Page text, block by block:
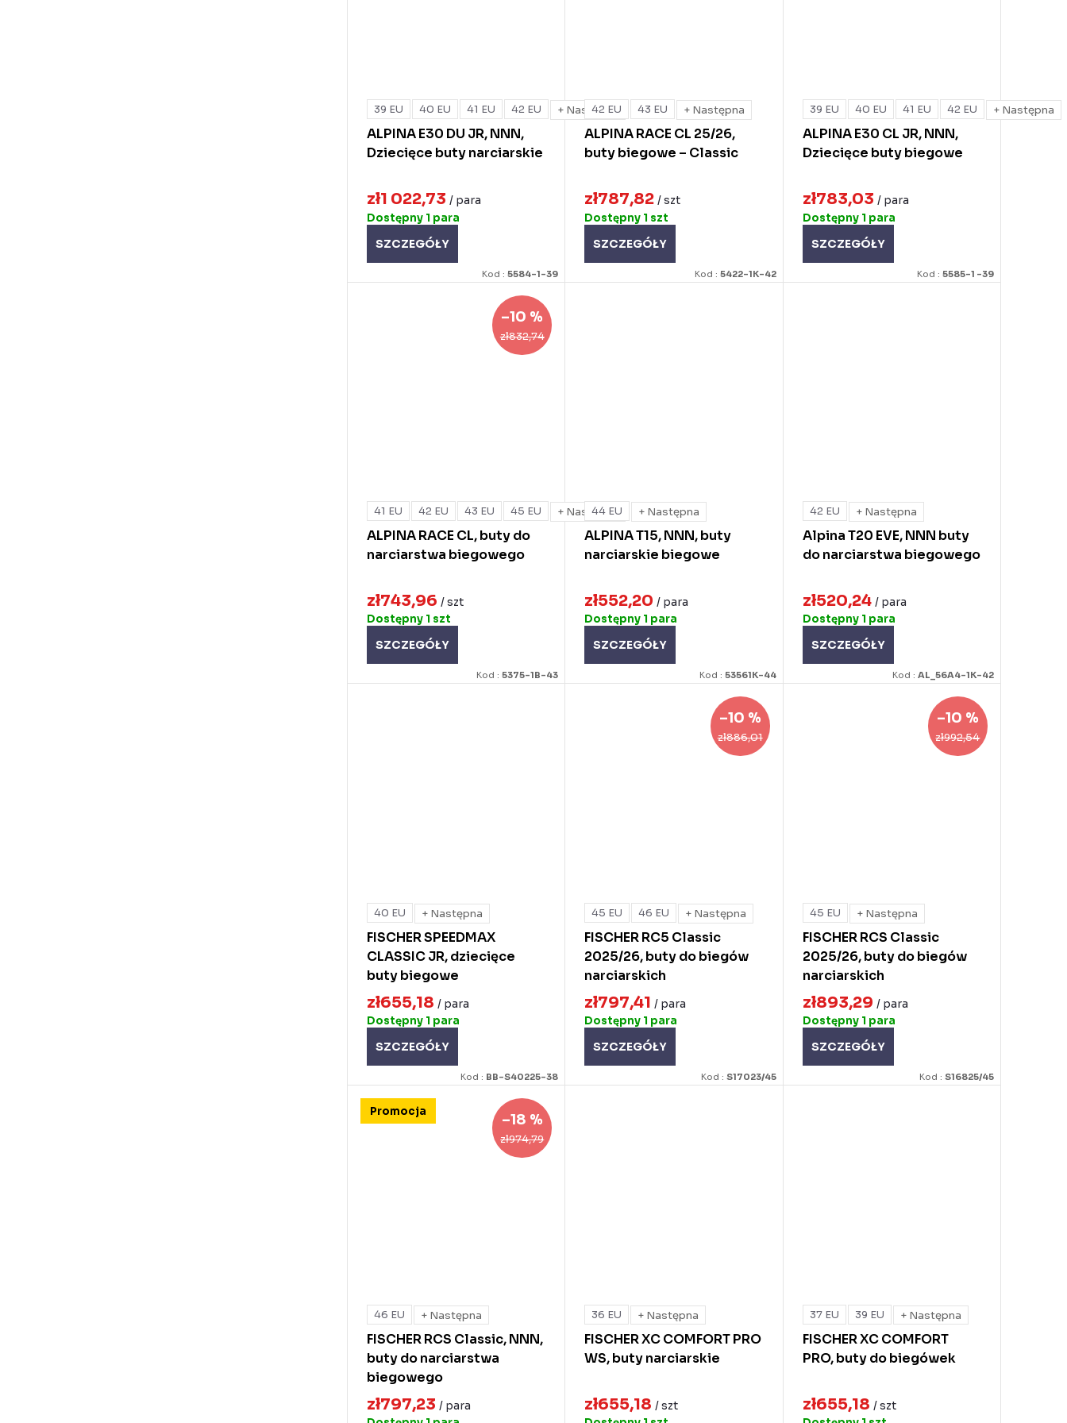
39 EU 40 EU 41 EU 42 EU + Następna
ALPINA E30 DU JR, NNN,
Dziecięce buty narciarskie
zł1 022,73 / para
Dostępny 1 para
SZCZEGÓŁY
Kod :5584-1-39
42 EU 43 EU + Następna
ALPINA RACE CL 25/26,
buty biegowe – Classic
zł787,82/ szt
Dostępny 1 szt
SZCZEGÓŁY
Kod : 5422-1K-42
39 EU 40 EU 41 EU 42 EU + Następna
ALPINA E30 CL JR, NNN,
Dziecięce buty biegowe
zł783,03 / para
Dostępny 1 para
SZCZEGÓŁY
Kod : 5585-1 -39
zł832,74
–10 %
41 EU 42 EU 43 EU 45 EU + Następna
ALPINA RACE CL, buty do
narciarstwa biegowego
zł743,96 / szt
Dostępny 1 szt
SZCZEGÓŁY
Kod :5375-1B-43
44 EU + Następna
ALPINA T15, NNN, buty
narciarskie biegowe
zł552,20/ para
Dostępny 1 para
SZCZEGÓŁY
Kod : 53561K-44
42 EU + Następna
Alpina T20 EVE, NNN buty
do narciarstwa biegowego
zł520,24 / para
Dostępny 1 para
SZCZEGÓŁY
Kod : AL_56A4-1K-42
40 EU + Następna
FISCHER SPEEDMAX
CLASSIC JR, dziecięce
buty biegowe
zł655,18 / para
Dostępny 1 para
SZCZEGÓŁY
Kod : BB-S40225-38
zł886,01
–10 %
45 EU 46 EU + Następna
FISCHER RC5 Classic
2025/26, buty do biegów
narciarskich
zł797,41/ para
Dostępny 1 para
SZCZEGÓŁY
Kod : S17023/45
zł992,54
–10 %
45 EU + Następna
FISCHER RCS Classic
2025/26, buty do biegów
narciarskich
zł893,29 / para
Dostępny 1 para
SZCZEGÓŁY
Kod : S16825/45
Promocja
zł974,79
–18 %
46 EU + Następna
FISCHER RCS Classic, NNN,
buty do narciarstwa
biegowego
zł797,23 / para
36 EU + Następna
FISCHER XC COMFORT PRO
WS, buty narciarskie
zł655,18/ szt
37 EU 39 EU + Następna
FISCHER XC COMFORT
PRO, buty do biegówek
zł655,18 / szt